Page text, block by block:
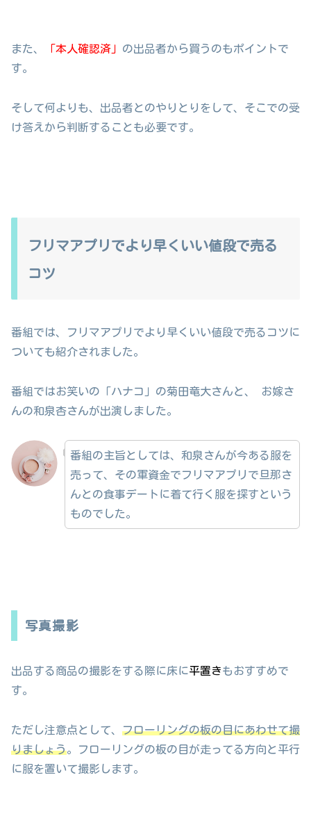
また、 「本人確認済」 の出品者から買うのもポイントで
す。
そして何よりも、出品者とのやりとりをして、そこでの受
け答えから判断することも必要です。
フリマアプリでより早くいい値段で売る
コツ
番組では、フリマアプリでより早くいい値段で売るコツに
ついても紹介されました。
番組ではお笑いの「ハナコ」の菊田竜大さんと、 お嫁さ
んの和泉杏さんが出演しました。
番組の主旨としては、和泉さんが今ある服を
売って、その軍資金でフリマアプリで旦那さ
んとの食事デートに着て行く服を探すという
ものでした。
写真撮影
出品する商品の撮影をする際に床に平置きもおすすめで
す。
ただし注意点として、 フローリングの板の目にあわせて撮
りましょう。フローリングの板の目が走ってる方向と平行
に服を置いて撮影します。